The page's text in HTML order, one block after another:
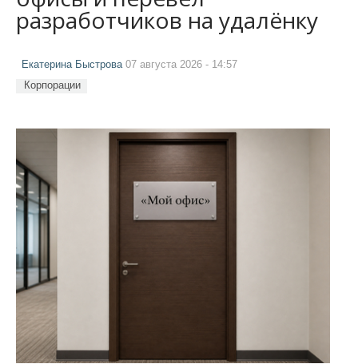
разработчиков на удалёнку
Екатерина Быстрова 07 августа 2026 - 14:57
Корпорации